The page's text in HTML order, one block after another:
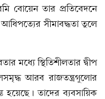
বোয়েন তার প্রতিবেদনে
আধিপত্যের সীমাবদ্ধতা তুলে
মধ্যে স্থিতিশীলতার দ্বীপ
আরব রাজতন্ত্রগুলোর
হয়েছে। তাদের ব্যবসায়িক